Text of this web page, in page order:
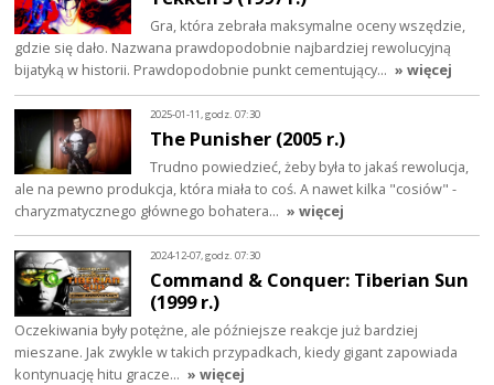
Gra, która zebrała maksymalne oceny wszędzie,
gdzie się dało. Nazwana prawdopodobnie najbardziej rewolucyjną
bijatyką w historii. Prawdopodobnie punkt cementujący… » więcej
2025-01-11, godz. 07:30
The Punisher (2005 r.)
Trudno powiedzieć, żeby była to jakaś rewolucja,
ale na pewno produkcja, która miała to coś. A nawet kilka "cosiów" -
charyzmatycznego głównego bohatera… » więcej
2024-12-07, godz. 07:30
Command & Conquer: Tiberian Sun
(1999 r.)
Oczekiwania były potężne, ale późniejsze reakcje już bardziej
mieszane. Jak zwykle w takich przypadkach, kiedy gigant zapowiada
kontynuację hitu gracze… » więcej